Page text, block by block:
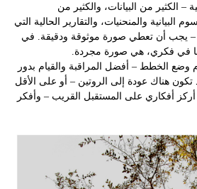
– الكثير من البيانات، والكثير من
البيانية والمنحنيات، والتقارير الحالية التي
– يجب أن تعطي صورة موثوقة ودقيقة. في
في فكري، هي صورة مجردة.
الخطط – أفضل المراقبة والقيام بدور
هناك عودة إلى الروتين – أو على الأقل
أفكاري على المستقبل القريب – وأفكر